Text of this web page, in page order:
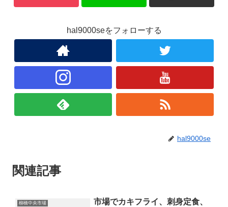
hal9000seをフォローする
hal9000se
関連記事
柳橋中央市場
市場でカキフライ、刺身定食、